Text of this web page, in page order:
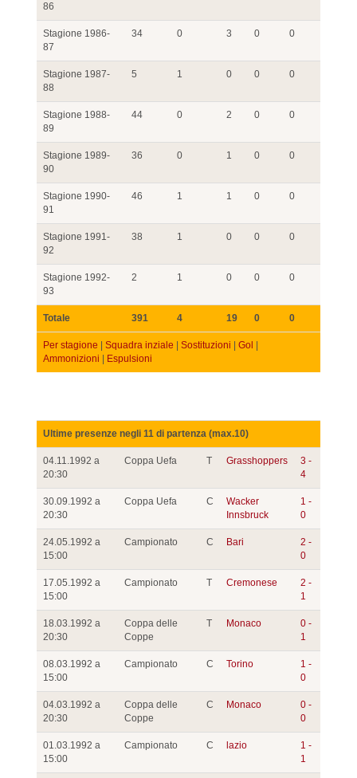
86
Stagione 1986-
87
34 0 3 0 0
Stagione 1987-
88
5 1 0 0 0
Stagione 1988-
89
44 0 2 0 0
Stagione 1989-
90
36 0 1 0 0
Stagione 1990-
91
46 1 1 0 0
Stagione 1991-
92
38 1 0 0 0
Stagione 1992-
93
2 1 0 0 0
Totale 391 4 19 0 0
Per stagione Squadra inziale Sostituzioni Gol
Ammonizioni
Espulsioni
Ultime presenze negli 11 di partenza (max.10)
04.11.1992 a
20:30
Coppa Uefa T Grasshoppers
3 -
4
30.09.1992 a
20:30
Coppa Uefa C
Wacker
Innsbruck
1 -
0
24.05.1992 a
15:00
Campionato C Bari
2 -
0
17.05.1992 a
15:00
Campionato T Cremonese
2 -
1
18.03.1992 a
20:30
Coppa delle
Coppe
T Monaco
0 -
1
08.03.1992 a
15:00
Campionato C Torino
1 -
0
04.03.1992 a
20:30
Coppa delle
Coppe
C Monaco
0 -
0
01.03.1992 a
15:00
Campionato C lazio
1 -
1